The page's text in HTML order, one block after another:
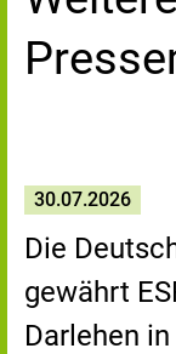
30.07.2026
Die
gewährt
Darlehen